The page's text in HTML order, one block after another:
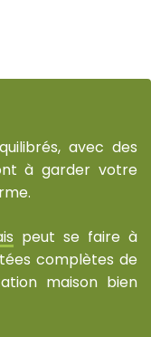
avec des
à garder votre
peut se faire à
complètes de
maison bien